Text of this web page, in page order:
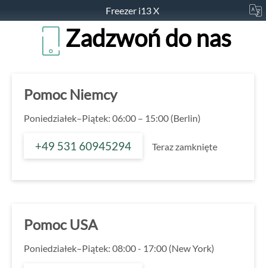
Freezer i13 X
Zadzwoń do nas
Pomoc Niemcy
Poniedziałek–Piątek: 06:00 – 15:00 (Berlin)
+49 531 60945294 Teraz zamknięte
Pomoc USA
Poniedziałek–Piątek: 08:00 - 17:00 (New York)